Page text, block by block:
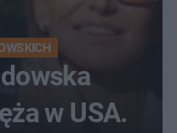
w USA.